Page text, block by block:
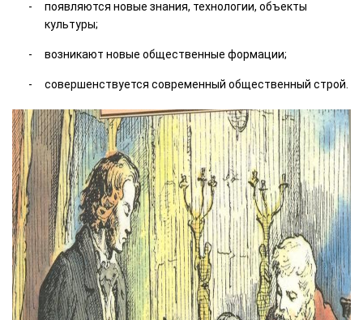
появляются новые знания, технологии, объекты
культуры;
возникают новые общественные формации;
совершенствуется современный общественный строй.